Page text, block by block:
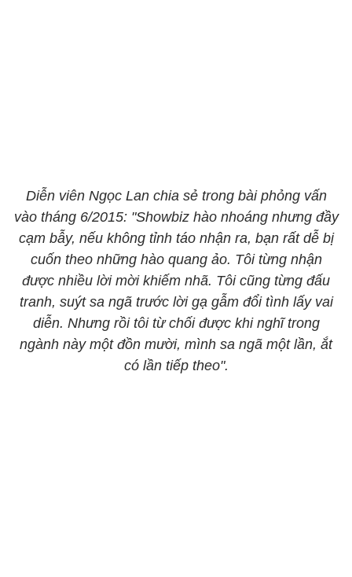
Diễn viên Ngọc Lan chia sẻ trong bài phỏng vấn
vào tháng 6/2015: "Showbiz hào nhoáng nhưng đầy
cạm bẫy, nếu không tỉnh táo nhận ra, bạn rất dễ bị
cuốn theo những hào quang ảo. Tôi từng nhận
được nhiều lời mời khiếm nhã. Tôi cũng từng đấu
tranh, suýt sa ngã trước lời gạ gẫm đổi tình lấy vai
diễn. Nhưng rồi tôi từ chối được khi nghĩ trong
ngành này một đồn mười, mình sa ngã một lần, ắt
có lần tiếp theo".